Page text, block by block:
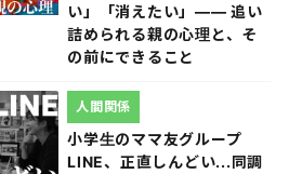
い」「消えたい」―― 追い
詰められる親の心理と、そ
の前にできること
小学生のママ友グループ
LINE、正直しんどい...同調
人間関係